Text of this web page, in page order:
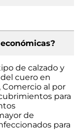
de calzado y
cuero en
al por
para
de
para